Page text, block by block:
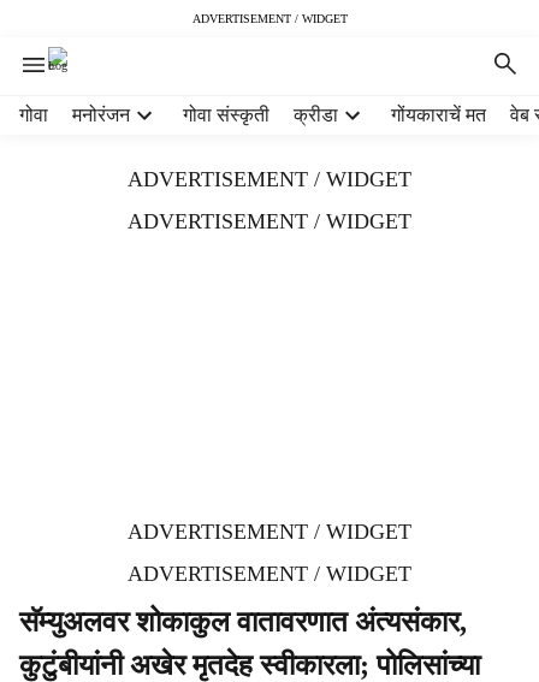
ADVERTISEMENT / WIDGET
गोवा मनोरंजन गोवा संस्कृती क्रीडा गोंयकाराचें मत वेब
ADVERTISEMENT / WIDGET
ADVERTISEMENT / WIDGET
ADVERTISEMENT / WIDGET
ADVERTISEMENT / WIDGET
सॅम्युअलवर शोकाकुल वातावरणात अंत्यसंकार,
कुटुंबीयांनी अखेर मृतदेह स्वीकारला; पोलिसांच्या